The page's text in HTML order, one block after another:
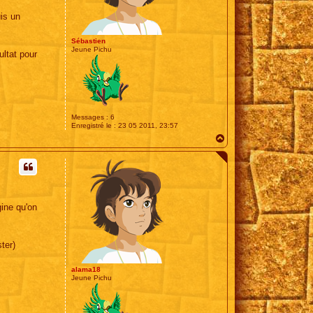
a
r
d
Sébastien
Jeune Pichu
Messages : 6
Enregistré le : 23 05 2011, 23:57
un
pour
a
u
alama18
Jeune Pichu
qu'on